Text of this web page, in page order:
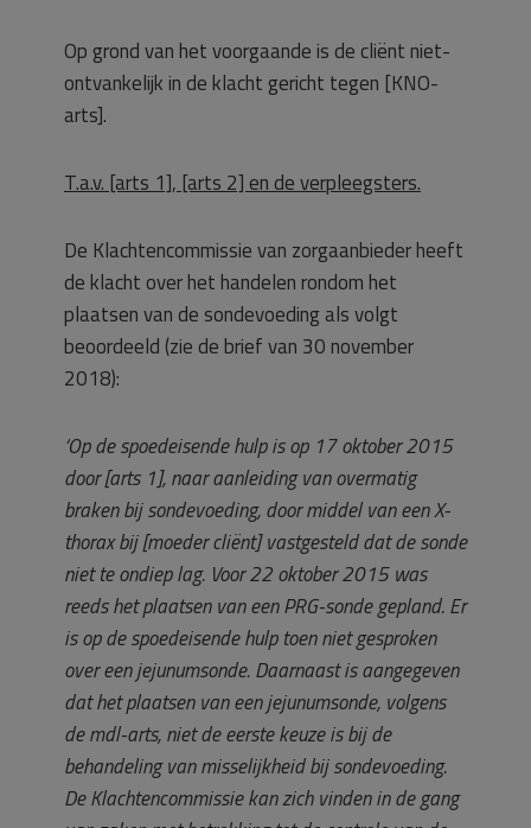
Op grond van het voorgaande is de cliënt niet-
ontvankelijk in de klacht gericht tegen [KNO-
arts].
T.a.v. [arts 1], [arts 2] en de verpleegsters.
De Klachtencommissie van zorgaanbieder heeft
de klacht over het handelen rondom het
plaatsen van de sondevoeding als volgt
beoordeeld (zie de brief van 30 november
2018):
‘Op de spoedeisende hulp is op 17 oktober 2015
door [arts 1], naar aanleiding van overmatig
braken bij sondevoeding, door middel van een X-
thorax bij [moeder cliënt] vastgesteld dat de sonde
niet te ondiep lag. Voor 22 oktober 2015 was
reeds het plaatsen van een PRG-sonde gepland. Er
is op de spoedeisende hulp toen niet gesproken
over een jejunumsonde. Daarnaast is aangegeven
dat het plaatsen van een jejunumsonde, volgens
de mdl-arts, niet de eerste keuze is bij de
behandeling van misselijkheid bij sondevoeding.
De Klachtencommissie kan zich vinden in de gang